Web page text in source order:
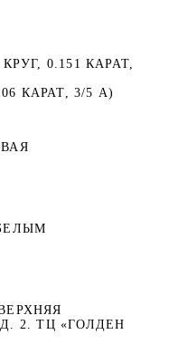
0.151 КАРАТ,
КАРАТ, 3/5 А)
2. ТЦ «ГОЛДЕН